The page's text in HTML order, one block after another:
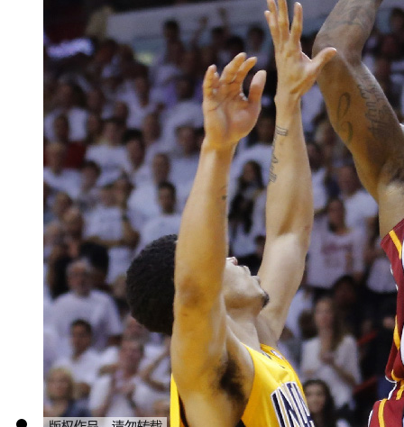
【配音】事发之后，菲律宾
事件轻描淡写的态度引起台湾
府马拉坎南宫副发言人华尔特
相关问题，再次引发台湾民众愤
【主持人】台湾媒体说，菲
的问题上，这位发言人笑得真
世13日首度事件公开作出回应
向台湾道歉。
【画面】菲律宾官方的傲慢
台北市，手持菲律宾总统阿基
处”抗议。要求严惩凶手，并且